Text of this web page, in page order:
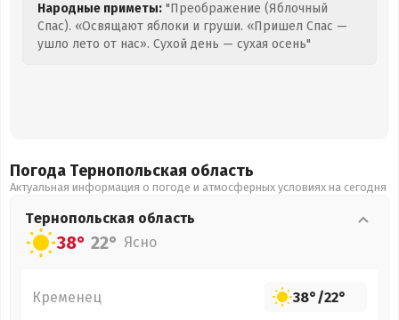
Народные приметы: "Преображение (Яблочный
Спас). «Освящают яблоки и груши. «Пришел Спас —
ушло лето от нас». Сухой день — сухая осень"
Погода Тернопольская область
Актуальная информация о погоде и атмосферных условиях на сегодня
Тернопольская область
38° 22° Ясно
Кременец 38°/22°